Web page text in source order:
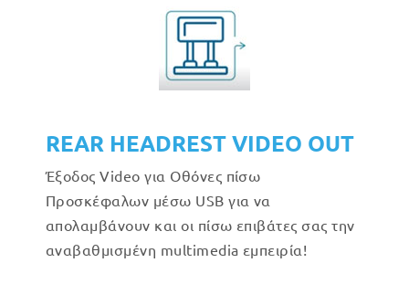
REAR HEADREST VIDEO OUT
Έξοδος Video για Οθόνες πίσω
Προσκέφαλων μέσω USB για να
απολαμβάνουν και οι πίσω επιβάτες σας την
αναβαθμισμένη multimedia εμπειρία!